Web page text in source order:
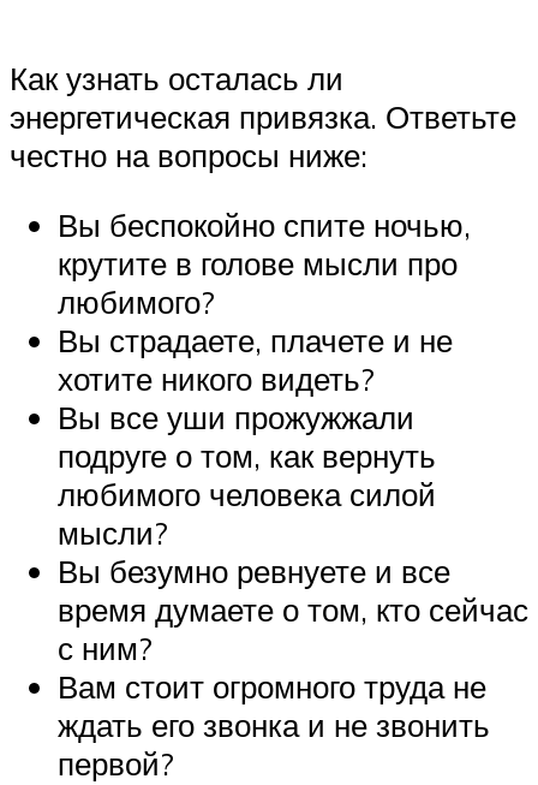
Как узнать осталась ли
энергетическая привязка. Ответьте
честно на вопросы ниже:
Вы беспокойно спите ночью,
крутите в голове мысли про
любимого?
Вы страдаете, плачете и не
хотите никого видеть?
Вы все уши прожужжали
подруге о том, как вернуть
любимого человека силой
мысли?
Вы безумно ревнуете и все
время думаете о том, кто сейчас
с ним?
Вам стоит огромного труда не
ждать его звонка и не звонить
первой?